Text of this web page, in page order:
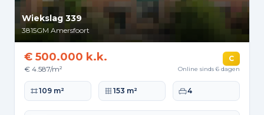
Wiekslag 339
3815GM Amersfoort
€ 500.000 k.k.
€ 4.587/m²
C
Online sinds 6 dagen
Woonoppervlakte
109 m² Perceeloppervlakte
153 m² Slaapkamers
4